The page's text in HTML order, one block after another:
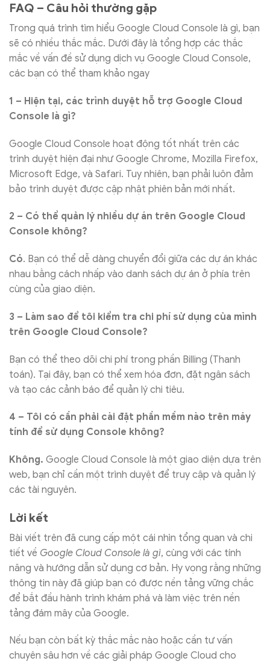
FAQ – Câu hỏi thường gặp
Trong quá trình tìm hiểu Google Cloud Console là gì, bạn
sẽ có nhiều thắc mắc. Dưới đây là tổng hợp các thắc
mắc về vấn đề sử dụng dịch vụ Google Cloud Console,
các bạn có thể tham khảo ngay
1 – Hiện tại, các trình duyệt hỗ trợ Google Cloud
Console là gì?
Google Cloud Console hoạt động tốt nhất trên các
trình duyệt hiện đại như Google Chrome, Mozilla Firefox,
Microsoft Edge, và Safari. Tuy nhiên, bạn phải luôn đảm
bảo trình duyệt được cập nhật phiên bản mới nhất.
2 – Có thể quản lý nhiều dự án trên Google Cloud
Console không?
Có. Bạn có thể dễ dàng chuyển đổi giữa các dự án khác
nhau bằng cách nhấp vào danh sách dự án ở phía trên
cùng của giao diện.
3 – Làm sao để tôi kiểm tra chi phí sử dụng của mình
trên Google Cloud Console?
Bạn có thể theo dõi chi phí trong phần Billing (Thanh
toán). Tại đây, bạn có thể xem hóa đơn, đặt ngân sách
và tạo các cảnh báo để quản lý chi tiêu.
4 – Tôi có cần phải cài đặt phần mềm nào trên máy
tính để sử dụng Console không?
Không. Google Cloud Console là một giao diện dựa trên
web, bạn chỉ cần một trình duyệt để truy cập và quản lý
các tài nguyên.
Lời kết
Bài viết trên đã cung cấp một cái nhìn tổng quan và chi
tiết về Google Cloud Console là gì, cùng với các tính
năng và hướng dẫn sử dụng cơ bản. Hy vọng rằng những
thông tin này đã giúp bạn có được nền tảng vững chắc
để bắt đầu hành trình khám phá và làm việc trên nền
tảng đám mây của Google.
Nếu bạn còn bất kỳ thắc mắc nào hoặc cần tư vấn
chuyên sâu hơn về các giải pháp Google Cloud cho